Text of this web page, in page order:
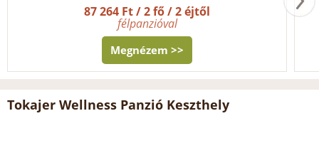
87 264 Ft / 2 fő / 2 éjtől
félpanzióval
Megnézem >>
Tokajer Wellness Panzió Keszthely